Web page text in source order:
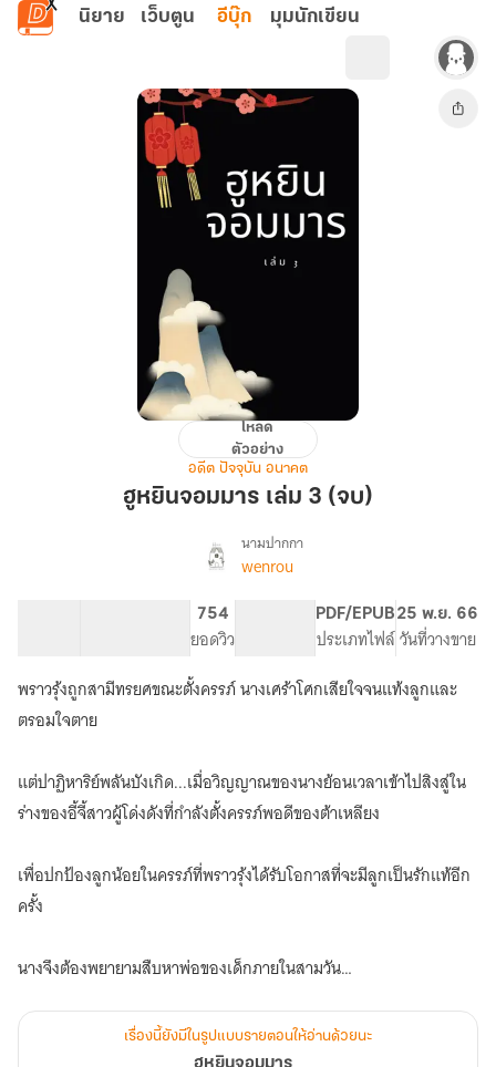
ข้ามไปยังเนื้อหาหลัก
นิยาย เว็บตูน อีบุ๊ก มุมนักเขียน
จอม
โหลด
ตัวอย่าง
อดีต ปัจจุบัน อนาคต
ฮูหยินจอมมาร เล่ม 3 (จบ)
เรื่อง
นามปากกา
wenrou
754
ยอดวิว
PDF/EPUB
ประเภทไฟล์
25 พ.ย. 66
วันที่วางขาย
พราวรุ้งถูกสามีทรยศขณะตั้งครรภ์ นางเศร้าโศกเสียใจจนแท้งลูกและ
ตรอมใจตาย
แต่ปาฏิหาริย์พลันบังเกิด...เมื่อวิญญาณของนางย้อนเวลาเข้าไปสิงสู่ใน
ร่างของอี้จี้สาวผู้โด่งดังที่กำลังตั้งครรภ์พอดีของต้าเหลียง
เพื่อปกป้องลูกน้อยในครรภ์ที่พราวรุ้งได้รับโอกาสที่จะมีลูกเป็นรักแท้อีก
ครั้ง
นางจึงต้องพยายามสืบหาพ่อของเด็กภายในสามวัน
หาไม่...แม่เล้าจะให้เหล่าแมงดาข่มขืนนางจนแท้งลูกแล้วต้องกลายเป็น
เรื่องนี้ยังมีในรูปแบบรายตอนให้อ่านด้วยนะ